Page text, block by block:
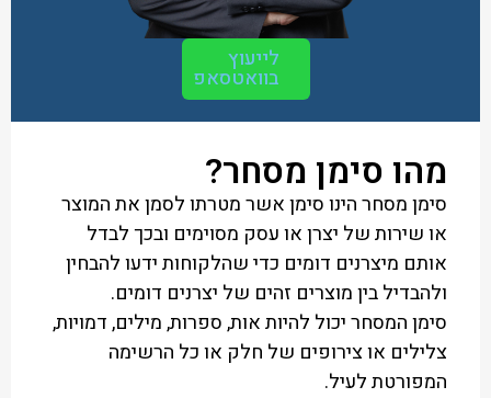
לייעוץ
בוואטסאפ
מהו סימן מסחר?
סימן מסחר הינו סימן אשר מטרתו לסמן את המוצר
או שירות של יצרן או עסק מסוימים ובכך לבדל
אותם מיצרנים דומים כדי שהלקוחות ידעו להבחין
ולהבדיל בין מוצרים זהים של יצרנים דומים.
סימן המסחר יכול להיות אות, ספרות, מילים, דמויות,
צלילים או צירופים של חלק או כל הרשימה
המפורטת לעיל.